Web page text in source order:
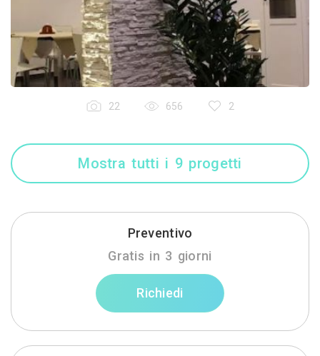
22 656 2
Mostra tutti i 9 progetti
Preventivo
Gratis in 3 giorni
Richiedi